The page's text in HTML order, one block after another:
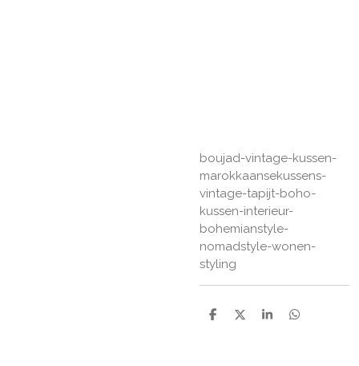
boujad-vintage-kussen-
marokkaansekussens-
vintage-tapijt-boho-
kussen-interieur-
bohemianstyle-
nomadstyle-wonen-
styling
D
D
S
D